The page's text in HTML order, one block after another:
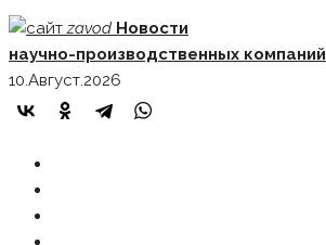
Skip
to
content
zavod Новости
научно-производственных компаний
10.Август.2026